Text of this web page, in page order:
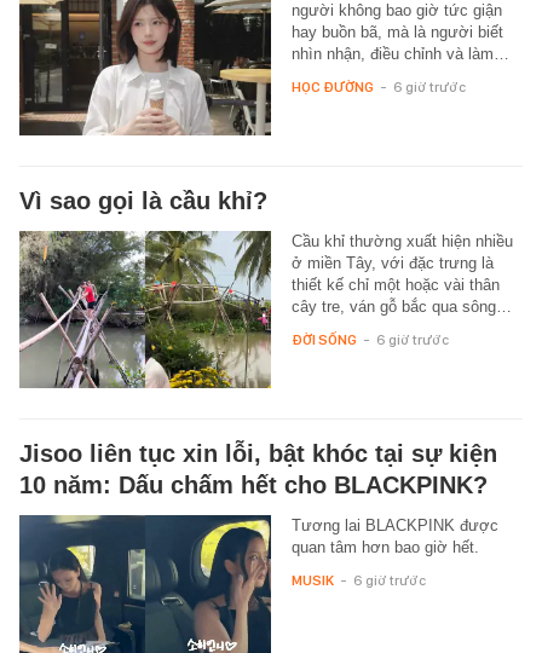
người không bao giờ tức giận
hay buồn bã, mà là người biết
nhìn nhận, điều chỉnh và làm…
HỌC ĐƯỜNG - 6 giờ trước
Vì sao gọi là cầu khỉ?
Cầu khỉ thường xuất hiện nhiều
ở miền Tây, với đặc trưng là
thiết kế chỉ một hoặc vài thân
cây tre, ván gỗ bắc qua sông…
ĐỜI SỐNG - 6 giờ trước
Jisoo liên tục xin lỗi, bật khóc tại sự kiện
10 năm: Dấu chấm hết cho BLACKPINK?
Tương lai BLACKPINK được
quan tâm hơn bao giờ hết.
MUSIK - 6 giờ trước